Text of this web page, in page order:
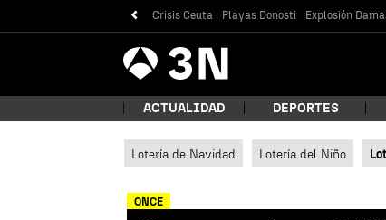
Crisis Ceuta Playas Donosti Explosión
Antena
3 Noticias
ACTUALIDAD DEPORTES
Lotería de Navidad Lotería del Niño
ONCE